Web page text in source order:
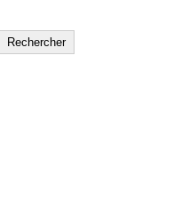
Rechercher